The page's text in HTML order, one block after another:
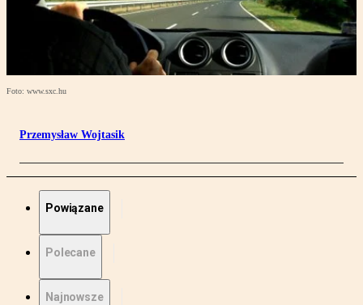
Foto: www.sxc.hu
Przemysław Wojtasik
Powiązane
Polecane
Najnowsze